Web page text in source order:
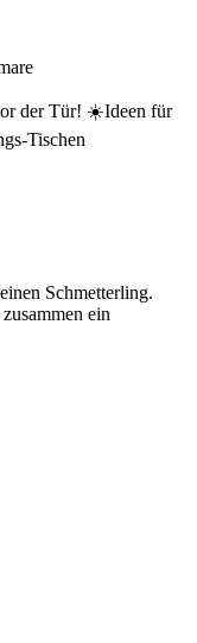
der Tür! ☀️Ideen für
Tischen
Schmetterling.
ein